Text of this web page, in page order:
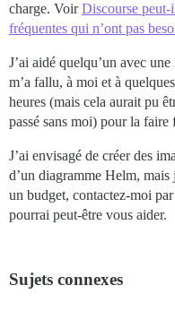
charge. VoirDiscourse
fréquentes qui n’ont pas
J’ai aidé quelqu’un avec
m’a fallu, à moi et à
heures (mais cela aurait pu
passé sans moi) pour la
J’ai envisagé de créer des
d’un diagramme Helm,
un budget, contactez-moi
pourrai peut-être vous aider.
Sujets connexes